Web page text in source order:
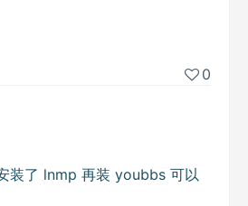
0
装了 lnmp 再装 youbbs 可以